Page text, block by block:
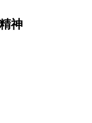
神